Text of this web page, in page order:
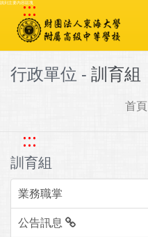
跳到主要內容區塊
:::
行政單位 - 訓育組
首頁
:::
訓育組
業務職掌
公告訊息